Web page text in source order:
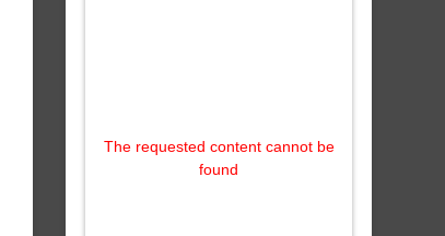
The requested content cannot be
found